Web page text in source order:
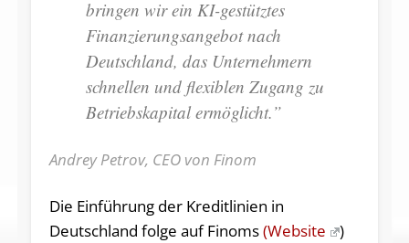
bringen wir ein KI-gestütztes
Finanzierungsangebot nach
Deutschland, das Unternehmern
schnellen und flexiblen Zugang zu
Betriebskapital ermöglicht.”
Andrey Petrov, CEO von Finom
Die Einführung der Kreditlinien in
Deutschland folge auf Finoms(Website
)